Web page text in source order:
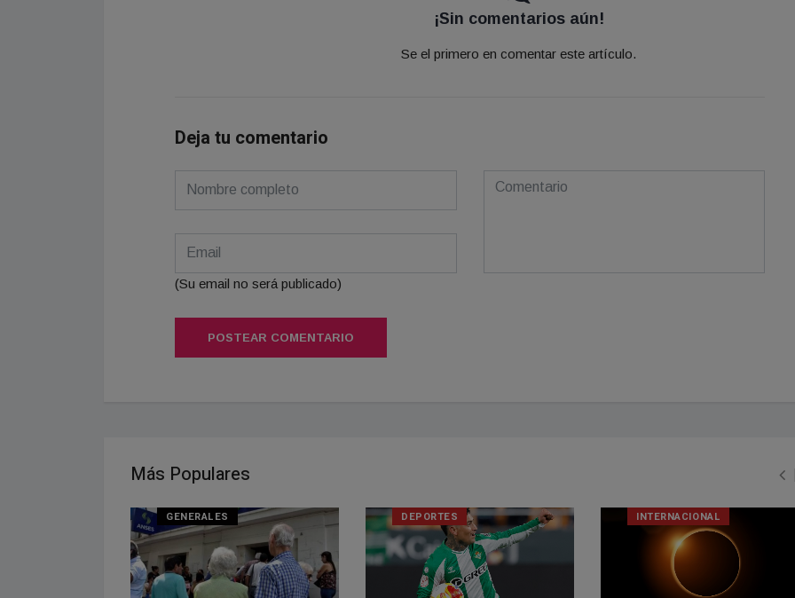
¡Sin comentarios aún!
Se el primero en comentar este artículo.
Deja tu comentario
(Su email no será publicado)
POSTEAR COMENTARIO
Más Populares
GENERALES DEPORTES INTERNACIONAL